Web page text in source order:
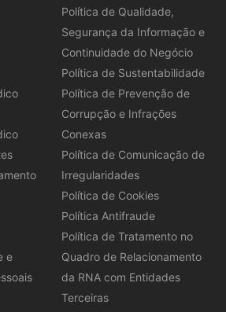
e
Política de Qualidade,
Segurança da Informação e
Continuidade do Negócio
Política de Sustentabilidade
Política de Prevenção de
Corrupção e Infrações
Conexas
Política de Comunicação de
Irregularidades
Política de Cookies
Política Antifraude
Política de Tratamento no
Quadro de Relacionamento
da RNA com Entidades
Terceiras